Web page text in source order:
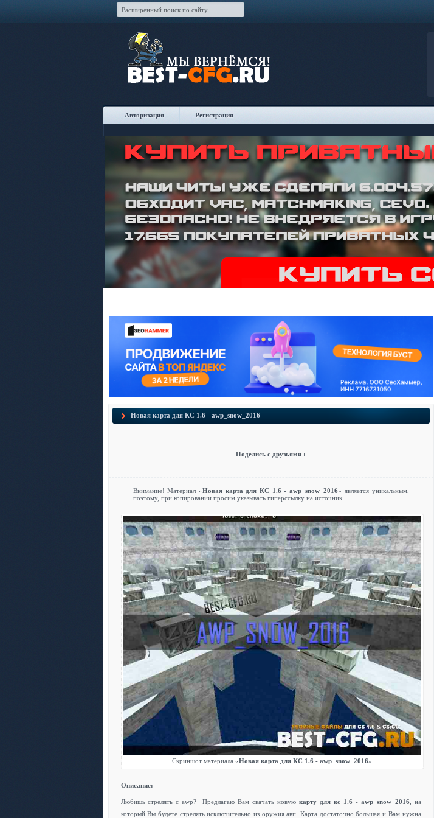
Авторизация Регистрация
Новая карта для КС 1.6 - awp_snow_2016
Поделись с друзьями :
Внимание! Материал «Новая карта для КС 1.6 - awp_snow_2016» является уникальным,
поэтому, при копировании просим указывать гиперссылку на источник.
Скриншот материала «Новая карта для КС 1.6 - awp_snow_2016»
Описание:
Любишь стрелять с awp? Предлагаю Вам скачать новую карту для кс 1.6- awp_snow_2016, на
который Вы будете стрелять исключительно из оружия авп. Карта достаточно большая и Вам нужна